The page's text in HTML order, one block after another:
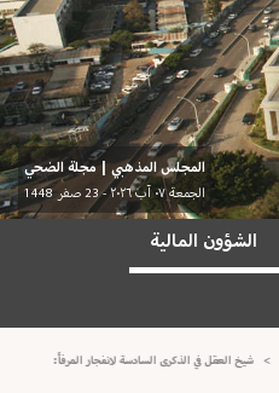
المجلس المذهبي | مجلة الضحي
الجمعة ٠٧ آب ٢٠٢٦ - 23 صفر 1448
الشؤون المالية
شيخ العقل في الذكرى السادسة لانفجار المرفأ: استكمال